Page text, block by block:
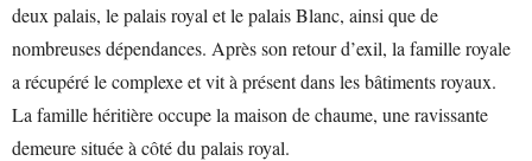
deux palais, le palais royal et le palais Blanc, ainsi que de
nombreuses dépendances. Après son retour d’exil, la famille royale
a récupéré le complexe et vit à présent dans les bâtiments royaux.
La famille héritière occupe la maison de chaume, une ravissante
demeure située à côté du palais royal.